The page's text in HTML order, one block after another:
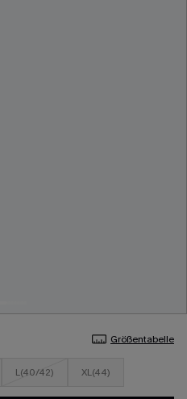
Größentabelle
L(40/42) XL(44)